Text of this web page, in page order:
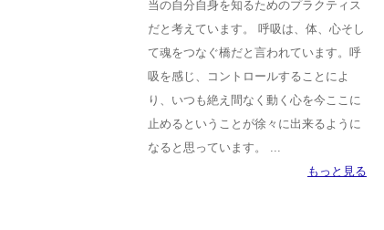
当の自分自身を知るためのプラクティス
だと考えています。 呼吸は、体、心そし
て魂をつなぐ橋だと言われています。呼
吸を感じ、コントロールすることによ
り、いつも絶え間なく動く心を今ここに
止めるということが徐々に出来るように
なると思っています。 ...
もっと見る